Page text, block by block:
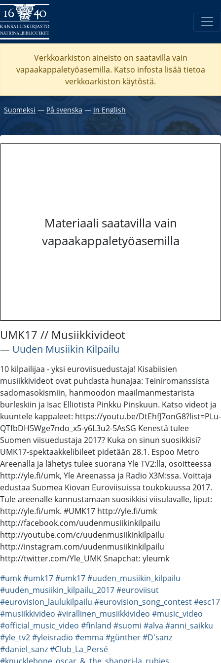
Verkkoarkiston aineisto on saatavilla vain
vapaakappaletyöasemilla. Katso infosta lisää tietoa
verkkoarkiston käytöstä.
Suomeksi ― På svenska ― In English
Materiaali saatavilla vain
vapaakappaletyöasemilla
UMK17 // Musiikkivideot
― Uuden Musiikin Kilpailu
10 kilpailijaa - yksi euroviisuedustaja! Kisabiisien
musiikkivideot ovat puhdasta hunajaa: Teiniromanssista
sadomasokismiin, hanmoodon maailmanmestarista
burleskiin ja Isac Elliotista Pinkku Pinskuun. Katso videot ja
kuuntele kappaleet: https://youtu.be/DtEhfJ7onG8?list=PLu-
QTfbDH5Wge7ndo_x5-y6L3u2-5AsSG Kenestä tulee
Suomen viisuedustaja 2017? Kuka on sinun suosikkisi?
UMK17-spektaakkelibileet pidetään 28.1. Espoo Metro
Areenalla ja lähetys tulee suorana Yle TV2:lla, osoitteessa
http://yle.fi/umk, Yle Areenassa ja Radio X3M:ssa. Voittaja
edustaa Suomea Kiovan Euroviisuissa toukokuussa 2017.
Tule areenalle kannustamaan suosikkisi viisulavalle, liput:
http://yle.fi/umk. #UMK17 http://yle.fi/umk
http://facebook.com/uudenmusiikinkilpailu
http://youtube.com/c/uudenmusiikinkilpailu
http://instagram.com/uudenmusiikinkilpailu
http://twitter.com/Yle_UMK Snapchat: yleumk
#umk#umk17#umk17#uuden_musiikin_kilpailu
#uuden_musiikin_kilpailu_2017#euroviisut
#eurovision_laulukilpailu #eurovision_song_contest#esc17
#musiikkivideo #virallinen_musiikkivideo #music_video
#official_music_video #finland #suomi #alva #anni_saikku
#yle_tv2#yleisradio #emma #günther#D'sanz
#daniel_sanz#Club_La_Persé